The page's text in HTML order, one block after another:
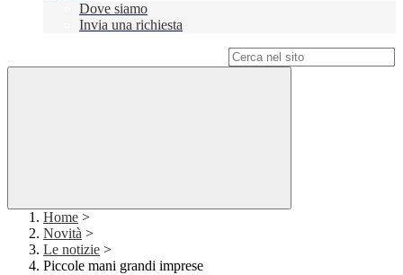
Dove siamo
Invia una richiesta
Home >
Novità >
Le notizie >
Piccole mani grandi imprese